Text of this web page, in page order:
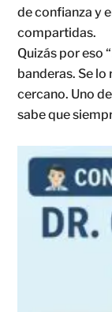
de confianza y
compartidas.
Quizás por eso
banderas. Se
cercano. Uno
sabe que